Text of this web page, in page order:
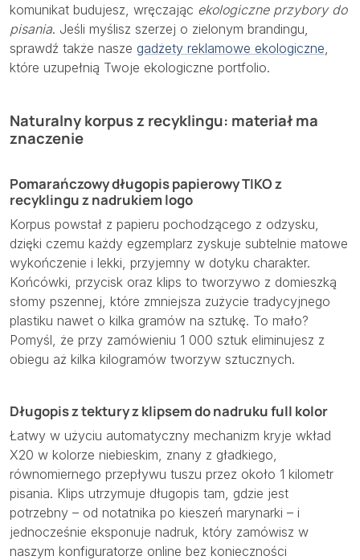
komunikat budujesz, wręczając ekologiczne przybory do
pisania. Jeśli myślisz szerzej o zielonym brandingu,
sprawdź także nasze gadżety reklamowe ekologiczne,
które uzupełnią Twoje ekologiczne portfolio.
Naturalny korpus z recyklingu: materiał ma
znaczenie
Pomarańczowy długopis papierowy TIKO z
recyklingu z nadrukiem logo
Korpus powstał z papieru pochodzącego z odzysku,
dzięki czemu każdy egzemplarz zyskuje subtelnie matowe
wykończenie i lekki, przyjemny w dotyku charakter.
Końcówki, przycisk oraz klips to tworzywo z domieszką
słomy pszennej, które zmniejsza zużycie tradycyjnego
plastiku nawet o kilka gramów na sztukę. To mało?
Pomyśl, że przy zamówieniu 1 000 sztuk eliminujesz z
obiegu aż kilka kilogramów tworzyw sztucznych.
Długopis z tektury z klipsem do nadruku full kolor
Łatwy w użyciu automatyczny mechanizm kryje wkład
X20 w kolorze niebieskim, znany z gładkiego,
równomiernego przepływu tuszu przez około 1 kilometr
pisania. Klips utrzymuje długopis tam, gdzie jest
potrzebny – od notatnika po kieszeń marynarki – i
jednocześnie eksponuje nadruk, który zamówisz w
naszym konfiguratorze online bez konieczności